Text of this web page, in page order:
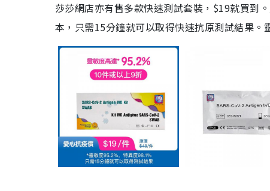
莎莎網店亦有售多款快速測試套裝，$19就買到
本，只需15分鐘就可以取得快速抗原測試結果。